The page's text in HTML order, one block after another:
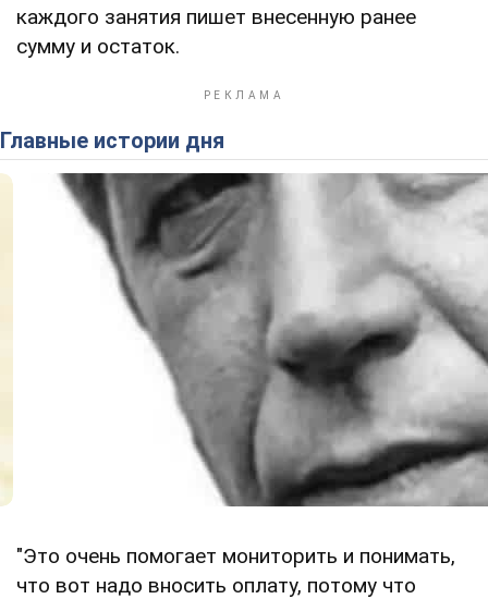
каждого занятия пишет внесенную ранее
сумму и остаток.
Главные истории дня
"Это очень помогает мониторить и понимать,
что вот надо вносить оплату, потому что